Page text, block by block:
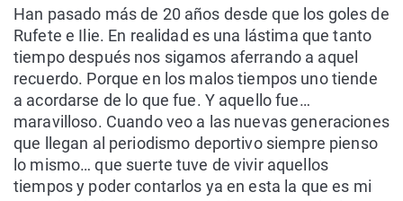
Han pasado más de 20 años desde que los goles de
Rufete e Ilie. En realidad es una lástima que tanto
tiempo después nos sigamos aferrando a aquel
recuerdo. Porque en los malos tiempos uno tiende
a acordarse de lo que fue. Y aquello fue…
maravilloso. Cuando veo a las nuevas generaciones
que llegan al periodismo deportivo siempre pienso
lo mismo… que suerte tuve de vivir aquellos
tiempos y poder contarlos ya en esta la que es mi